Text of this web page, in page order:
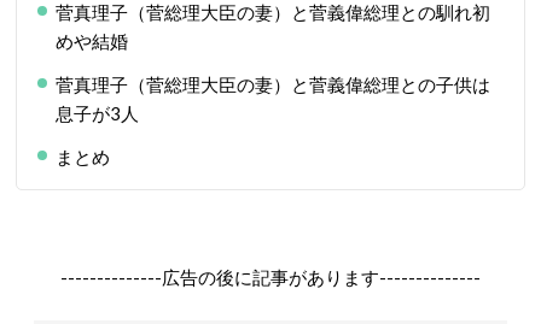
菅真理子（菅総理大臣の妻）と菅義偉総理との馴れ初
めや結婚
菅真理子（菅総理大臣の妻）と菅義偉総理との子供は
息子が3人
まとめ
--------------広告の後に記事があります--------------